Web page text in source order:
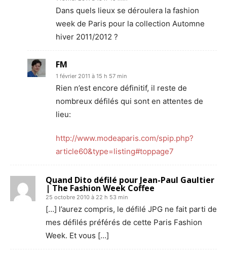
Dans quels lieux se déroulera la fashion
week de Paris pour la collection Automne
hiver 2011/2012 ?
FM
1 février 2011 à 15 h 57 min
Rien n’est encore définitif, il reste de
nombreux défilés qui sont en attentes de
lieu:
http://www.modeaparis.com/spip.php?
article60&type=listing#toppage7
Quand Dito défilé pour Jean-Paul Gaultier
| The Fashion Week Coffee
25 octobre 2010 à 22 h 53 min
[…] l’aurez compris, le défilé JPG ne fait parti de
mes défilés préférés de cette Paris Fashion
Week. Et vous […]